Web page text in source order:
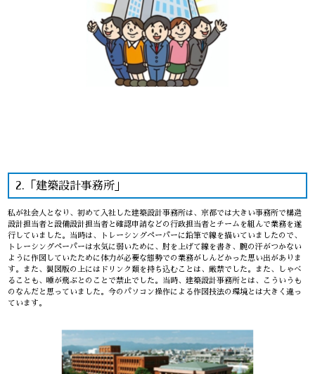
2.「建築設計事務所」
私が社会人となり、初めて入社した建築設計事務所は、京都では大きい事務所で構造
設計担当者と設備設計担当者と確認申請などの行政担当者とチームを組んで業務を遂
行していました。当時は、トレーシングペーパーに鉛筆で線を描いていましたので、
トレーシングペーパーは水気に弱いために、肘を上げて線を書き、腕の汗がつかない
ように作図していたために体力が必要な態勢での業務がしんどかった思い出がありま
す。また、製図版の上にはドリンク類を持ち込むことは、厳禁でした。また、しゃべ
ることも、唾が飛ぶとのことで禁止でした。当時、建築設計事務所とは、こういうも
のなんだと思っていました。今のパソコン操作による作図技法の環境とは大きく違っ
ています。